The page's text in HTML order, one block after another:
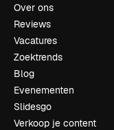
Over ons
Reviews
Vacatures
Zoektrends
Blog
Evenementen
Slidesgo
Verkoop je content